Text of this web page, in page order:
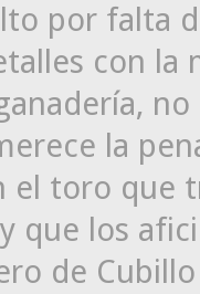
por falta
con la
la
el toro que
que los
de